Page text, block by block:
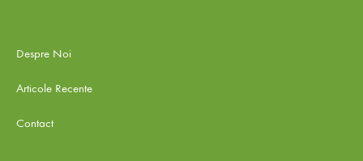
Despre Noi
Articole Recente
Contact